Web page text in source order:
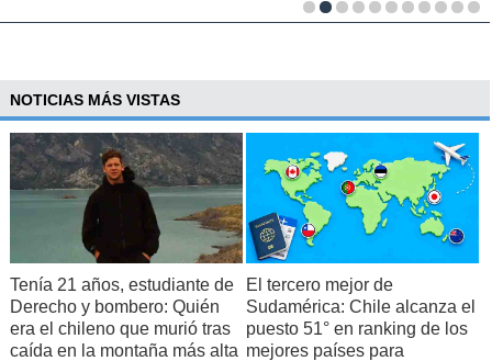
NOTICIAS MÁS VISTAS
Tenía 21 años, estudiante de
Derecho y bombero: Quién
era el chileno que murió tras
caída en la montaña más alta
El tercero mejor de
Sudamérica: Chile alcanza el
puesto 51° en ranking de los
mejores países para